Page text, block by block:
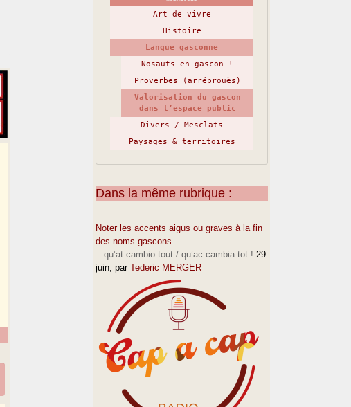
Art de vivre
Histoire
Langue gasconne
Nosauts en gascon !
Proverbes (arréprouès)
Valorisation du gascon
dans l’espace public
Divers / Mesclats
Paysages & territoires
Dans la même rubrique :
Noter les accents aigus ou graves à la fin
des noms gascons...
...qu’at cambio tout / qu’ac cambia tot ! 29
juin, par Tederic MERGER